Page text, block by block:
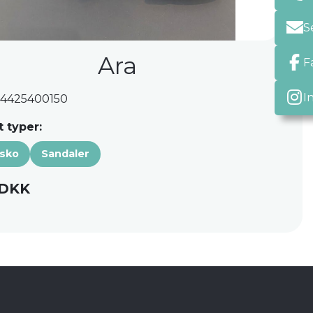
Ara
typer:
Sandaler